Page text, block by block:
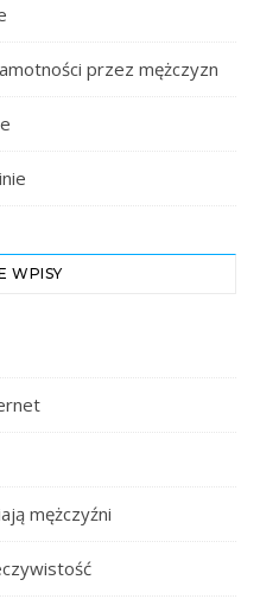
przez mężczyzn
WPISY
mężczyźni